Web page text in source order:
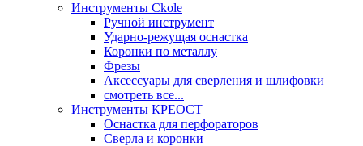
Инструменты Ckole
Ручной инструмент
Ударно‑режущая оснастка
Коронки по металлу
Фрезы
Аксессуары для сверления и шлифовки
смотреть все...
Инструменты КРЕОСТ
Оснастка для перфораторов
Сверла и коронки